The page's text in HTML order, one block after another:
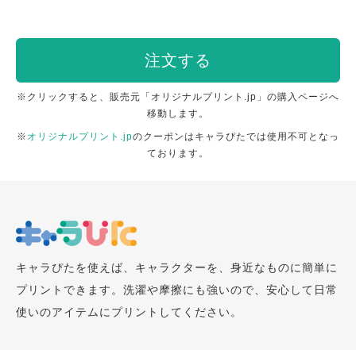
注文する
※クリックすると、販売元「オリジナルプリント.jp」の購入ページへ
移動します。
※ オリジナルプリント.jpのクーポンはキャラぴたでは使用不可となっ
ております。
キャラぴたを使えば、キャラクターを、身近なものに簡単に
プリントできます。洗濯や摩擦にも強いので、安心して日常
使いのアイテムにプリントしてください。